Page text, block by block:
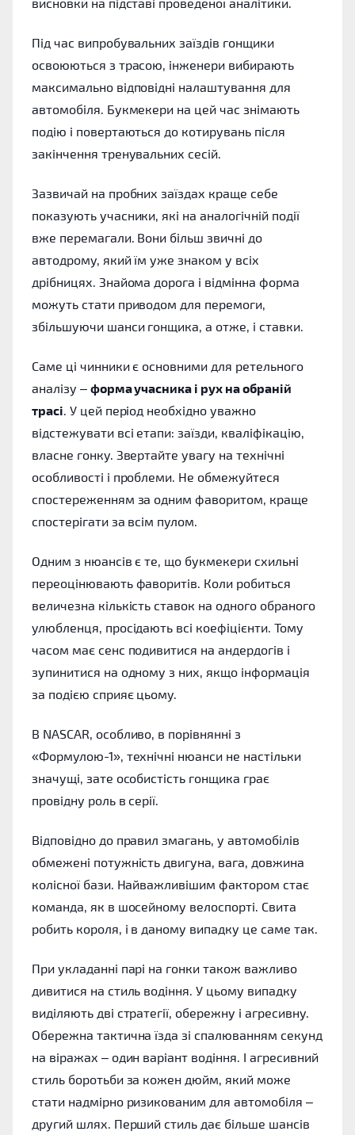
Під час випробувальних заїздів гонщики
освоюються з трасою, інженери вибирають
максимально відповідні налаштування для
автомобіля. Букмекери на цей час знімають
подію і повертаються до котирувань після
закінчення тренувальних сесій.
Зазвичай на пробних заїздах краще себе
показують учасники, які на аналогічній події
вже перемагали. Вони більш звичні до
автодрому, який їм уже знаком у всіх
дрібницях. Знайома дорога і відмінна форма
можуть стати приводом для перемоги,
збільшуючи шанси гонщика, а отже, і ставки.
Саме ці чинники є основними для ретельного
аналізу – форма учасника і рух на обраній
трасі. У цей період необхідно уважно
відстежувати всі етапи: заїзди, кваліфікацію,
власне гонку. Звертайте увагу на технічні
особливості і проблеми. Не обмежуйтеся
спостереженням за одним фаворитом, краще
спостерігати за всім пулом.
Одним з нюансів є те, що букмекери схильні
переоцінювають фаворитів. Коли робиться
величезна кількість ставок на одного обраного
улюбленця, просідають всі коефіцієнти. Тому
часом має сенс подивитися на андердогів і
зупинитися на одному з них, якщо інформація
за подією сприяє цьому.
В NASCAR, особливо, в порівнянні з
«Формулою-1», технічні нюанси не настільки
значущі, зате особистість гонщика грає
провідну роль в серії.
Відповідно до правил змагань, у автомобілів
обмежені потужність двигуна, вага, довжина
колісної бази. Найважливішим фактором стає
команда, як в шосейному велоспорті. Свита
робить короля, і в даному випадку це саме так.
При укладанні парі на гонки також важливо
дивитися на стиль водіння. У цьому випадку
виділяють дві стратегії, обережну і агресивну.
Обережна тактична їзда зі спалюванням секунд
на віражах – один варіант водіння. І агресивний
стиль боротьби за кожен дюйм, який може
стати надмірно ризикованим для автомобіля –
другий шлях. Перший стиль дає більше шансів